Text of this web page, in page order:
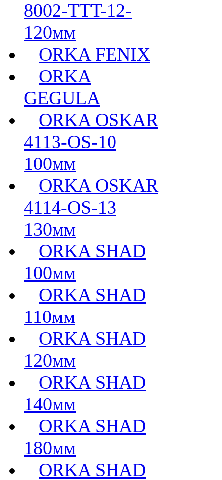
8002-TTT-12-
120мм
ORKA FENIX
ORKA
GEGULA
ORKA OSKAR
4113-OS-10
100мм
ORKA OSKAR
4114-OS-13
130мм
ORKA SHAD
100мм
ORKA SHAD
110мм
ORKA SHAD
120мм
ORKA SHAD
140мм
ORKA SHAD
180мм
ORKA SHAD